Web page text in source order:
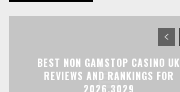
BEST NON GAMSTOP CASINO UK
REVIEWS AND RANKINGS FOR